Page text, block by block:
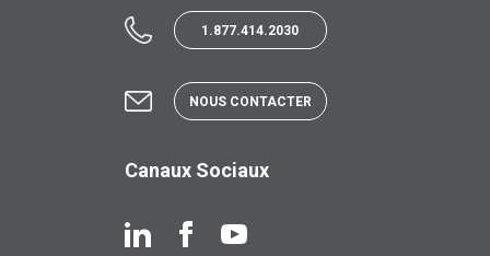
1.877.414.2030
NOUS CONTACTER
Canaux Sociaux